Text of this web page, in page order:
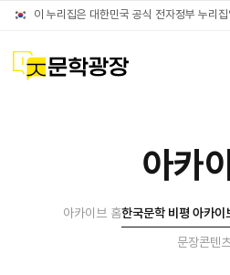
이 누리집은 대한민국 공식 전자정부 누리
문학광장
아카
아카이브 홈한국문학 비평 아카이
문장콘텐츠